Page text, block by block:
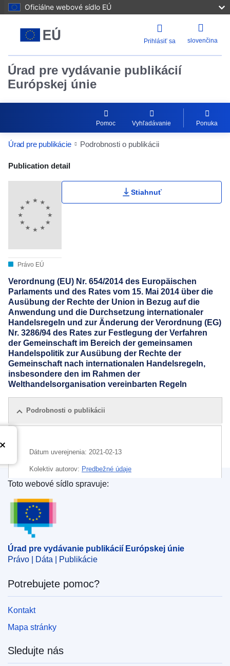
Oficiálne webové sídlo EÚ
Prihlásiť sa slovenčina
Úrad pre vydávanie publikácií
Európskej únie
Pomoc Vyhľadávanie Ponuka
Úrad pre publikácie Podrobnosti o publikácii
Publication Detail Actions Portlet
Publication detail
Právo EÚ
Stiahnuť
Verordnung (EU) Nr. 654/2014 des Europäischen
Parlaments und des Rates vom 15. Mai 2014 über die
Ausübung der Rechte der Union in Bezug auf die
Anwendung und die Durchsetzung internationaler
Handelsregeln und zur Änderung der Verordnung (EG)
Nr. 3286/94 des Rates zur Festlegung der Verfahren
der Gemeinschaft im Bereich der gemeinsamen
Handelspolitik zur Ausübung der Rechte der
Gemeinschaft nach internationalen Handelsregeln,
insbesondere den im Rahmen der
Welthandelsorganisation vereinbarten Regeln
Podrobnosti o publikácii
Dátum uverejnenia: 2021-02-13
Kolektiv autorov: Predbežné údaje
Úrad pre vydávanie publikácií Európskej únie
Toto webové sídlo spravuje:
Úrad pre vydávanie publikácií Európskej únie
Právo | Dáta | Publikácie
Potrebujete pomoc?
Kontakt
Mapa stránky
Sledujte nás